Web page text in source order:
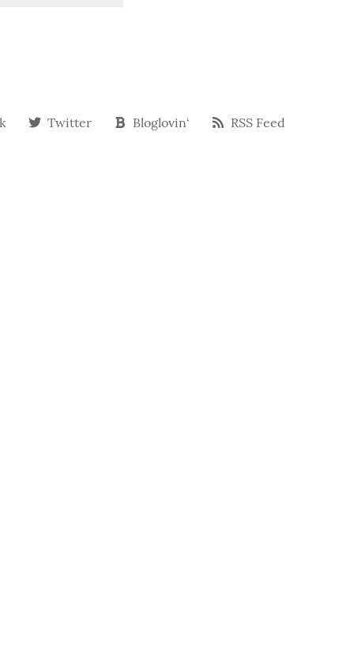
Twitter Bloglovin‘ RSS Feed